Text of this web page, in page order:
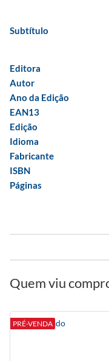
Subtítulo
Editora
Autor
Ano da Edição
EAN13
Edição
Idioma
Fabricante
ISBN
Páginas
Quem viu
PRÉ-VENDA
Seja Ousado